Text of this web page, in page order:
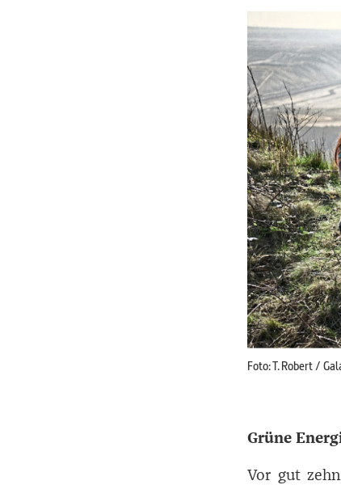
Foto: T. Robert /
Grüne
Vor gut